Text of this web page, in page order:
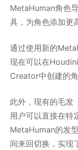
MetaHuman角色
具，为角色添加更
通过使用新的
现在可以在
Creator中创建的
此外，现有的毛发
用户可以直接在特
MetaHuman的发
间来回切换，实现